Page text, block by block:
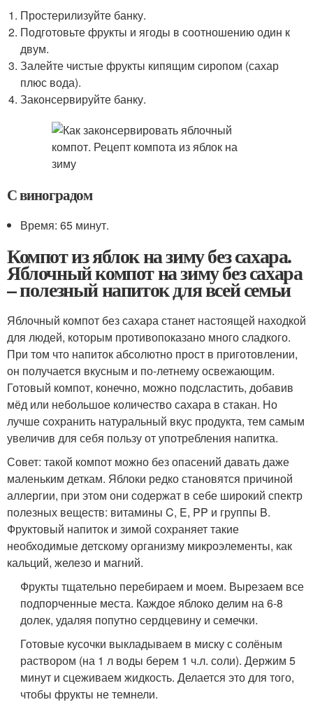
Простерилизуйте банку.
Подготовьте фрукты и ягоды в соотношению один к
двум.
Залейте чистые фрукты кипящим сиропом (сахар
плюс вода).
Законсервируйте банку.
С виноградом
Время: 65 минут.
Компот из яблок на зиму без сахара.
Яблочный компот на зиму без сахара
– полезный напиток для всей семьи
Яблочный компот без сахара станет настоящей находкой
для людей, которым противопоказано много сладкого.
При том что напиток абсолютно прост в приготовлении,
он получается вкусным и по-летнему освежающим.
Готовый компот, конечно, можно подсластить, добавив
мёд или небольшое количество сахара в стакан. Но
лучше сохранить натуральный вкус продукта, тем самым
увеличив для себя пользу от употребления напитка.
Совет: такой компот можно без опасений давать даже
маленьким деткам. Яблоки редко становятся причиной
аллергии, при этом они содержат в себе широкий спектр
полезных веществ: витамины C, E, PP и группы B.
Фруктовый напиток и зимой сохраняет такие
необходимые детскому организму микроэлементы, как
кальций, железо и магний.
Фрукты тщательно перебираем и моем. Вырезаем все
подпорченные места. Каждое яблоко делим на 6-8
долек, удаляя попутно сердцевину и семечки.
Готовые кусочки выкладываем в миску с солёным
раствором (на 1 л воды берем 1 ч.л. соли). Держим 5
минут и сцеживаем жидкость. Делается это для того,
чтобы фрукты не темнели.